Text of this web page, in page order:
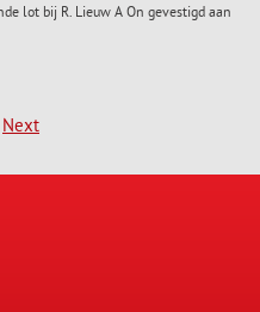
lot bij R. Lieuw A On gevestigd aan
Next